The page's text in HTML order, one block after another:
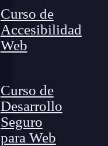
Curso de
Accesibilidad
Web
Curso de
Desarrollo
Seguro
para Web